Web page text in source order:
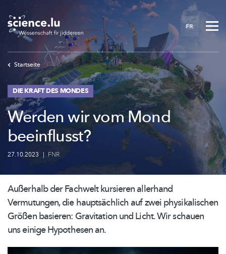
to
main
content
FR
Startseite
DIE KRAFT DES MONDES
Werden wir vom Mond
beeinflusst?
27.10.2023 | FNR
Außerhalb der Fachwelt kursieren allerhand
Vermutungen, die hauptsächlich auf zwei physikalischen
Größen basieren: Gravitation und Licht. Wir schauen
uns einige Hypothesen an.